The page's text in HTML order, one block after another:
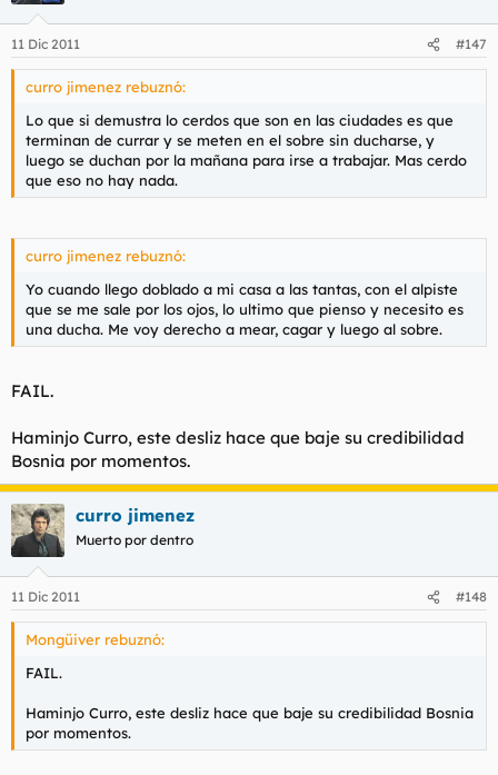
11 Dic 2011 #147
curro jimenez rebuznó:
Lo que si demustra lo cerdos que son en las ciudades es que
terminan de currar y se meten en el sobre sin ducharse, y
luego se duchan por la mañana para irse a trabajar. Mas cerdo
que eso no hay nada.
curro jimenez rebuznó:
Yo cuando llego doblado a mi casa a las tantas, con el alpiste
que se me sale por los ojos, lo ultimo que pienso y necesito es
una ducha. Me voy derecho a mear, cagar y luego al sobre.
FAIL.
Haminjo Curro, este desliz hace que baje su credibilidad
Bosnia por momentos.
curro jimenez
Muerto por dentro
11 Dic 2011 #148
Mongüiver rebuznó:
FAIL.
Haminjo Curro, este desliz hace que baje su credibilidad Bosnia
por momentos.